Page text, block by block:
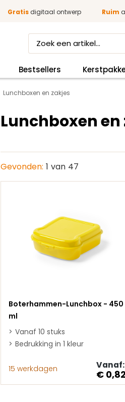
Gratisdigitaal ontwerp Ruim
Bestsellers
Lunchboxen en zakjes
Lunchboxen en
Gevonden: 1 van 47
Boterhammen-Lunchbox - 450
ml
Vanaf 10 stuks
Bedrukking in 1 kleur
15 werkdagen Vanaf:
€ 0,82